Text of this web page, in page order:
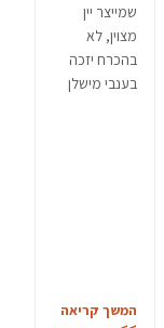
שמייצר יין
מצוין, לא
בהכרח יזכה
בענבי מישלן
המשך קריאה